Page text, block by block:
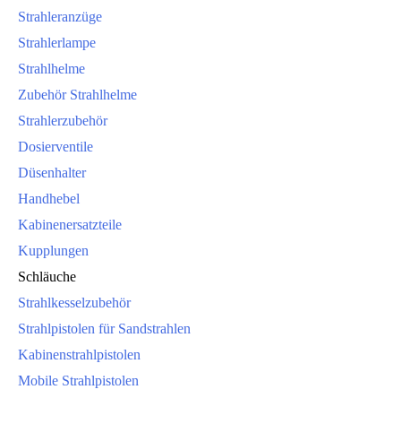
Strahleranzüge
Strahlerlampe
Strahlhelme
Zubehör Strahlhelme
Strahlerzubehör
Dosierventile
Düsenhalter
Handhebel
Kabinenersatzteile
Kupplungen
Schläuche
Strahlkesselzubehör
Strahlpistolen für Sandstrahlen
Kabinenstrahlpistolen
Mobile Strahlpistolen